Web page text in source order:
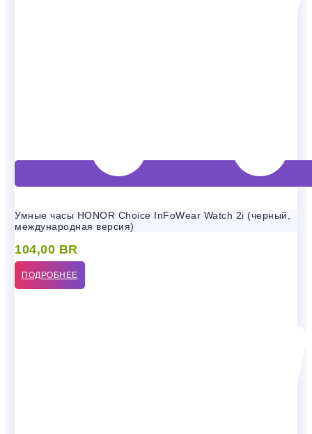
Умные часы HONOR Choice InFoWear Watch 2i (черный,
международная версия)
104,00 BR
ПОДРОБНЕЕ